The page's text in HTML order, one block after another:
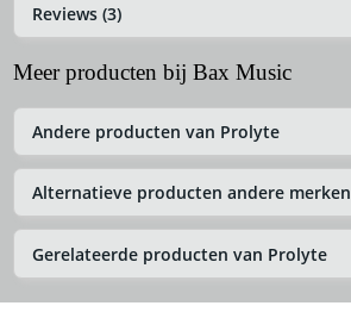
Reviews (3)
Meer producten bij Bax Music
Andere producten van Prolyte
Alternatieve producten andere merken
Gerelateerde producten van Prolyte